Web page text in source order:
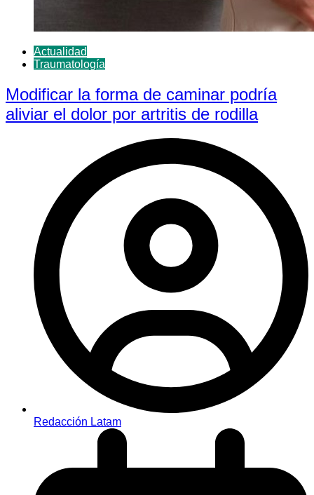
Actualidad
Traumatología
Modificar la forma de caminar podría
aliviar el dolor por artritis de rodilla
Redacción Latam